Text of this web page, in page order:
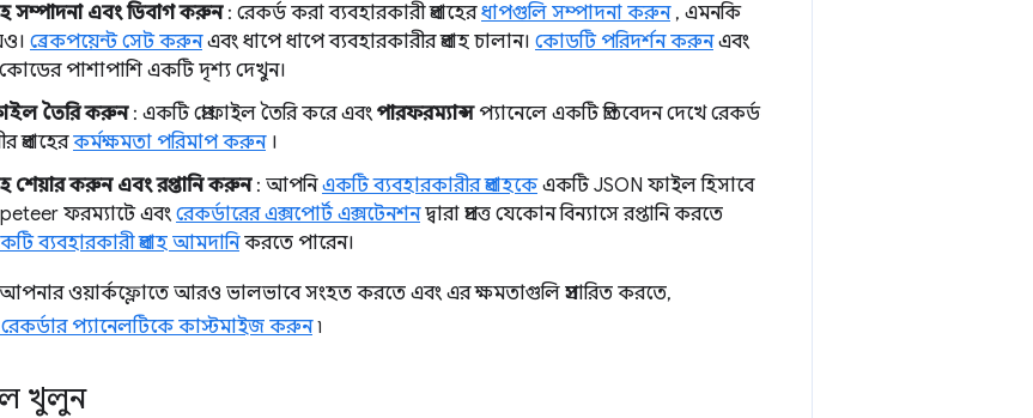
সম্পাদনা এবং ডিবাগ করুন: রেকর্ড করা ব্যবহারকারী প্রবাহেরধাপগুলি সম্পাদনা করুন, এমনকি
ব্রেকপয়েন্ট সেট করুনএবং ধাপে ধাপে ব্যবহারকারীর প্রবাহ চালান। কোডটি পরিদর্শন করুনএবং
পাশাপাশি একটি দৃশ্য দেখুন।
তৈরি করুন: একটি প্রোফাইল তৈরি করে এবং পারফরম্যান্সপ্যানেলে একটি প্রতিবেদন দেখে রেকর্ড
প্রবাহেরকর্মক্ষমতা পরিমাপ করুন।
শেয়ার করুন এবং রপ্তানি করুন: আপনিএকটি ব্যবহারকারীর প্রবাহকেএকটি JSON ফাইল হিসাবে
ফরম্যাটে এবংরেকর্ডারের এক্সপোর্ট এক্সটেনশনদ্বারা প্রদত্ত যেকোন বিন্যাসে রপ্তানি করতে
ব্যবহারকারী প্রবাহ আমদানিকরতে পারেন।
ওয়ার্কফ্লোতে আরও ভালভাবে সংহত করতে এবং এর ক্ষমতাগুলি প্রসারিত করতে,
প্যানেলটিকে কাস্টমাইজ করুন৷
খুলুন